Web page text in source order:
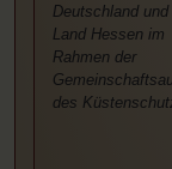
Deutschland
Land Hessen im
Rahmen der
des